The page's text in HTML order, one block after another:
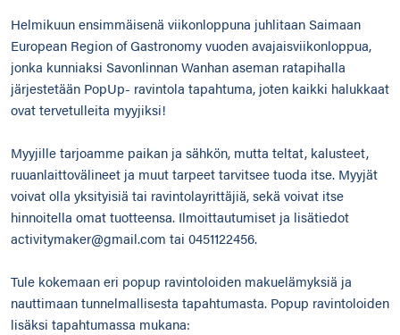
Helmikuun ensimmäisenä viikonloppuna juhlitaan Saimaan
European Region of Gastronomy vuoden avajaisviikonloppua,
jonka kunniaksi Savonlinnan Wanhan aseman ratapihalla
järjestetään PopUp- ravintola tapahtuma, joten kaikki halukkaat
ovat tervetulleita myyjiksi!
Myyjille tarjoamme paikan ja sähkön, mutta teltat, kalusteet,
ruuanlaittovälineet ja muut tarpeet tarvitsee tuoda itse. Myyjät
voivat olla yksityisiä tai ravintolayrittäjiä, sekä voivat itse
hinnoitella omat tuotteensa. Ilmoittautumiset ja lisätiedot
activitymaker@gmail.com tai 0451122456.
Tule kokemaan eri popup ravintoloiden makuelämyksiä ja
nauttimaan tunnelmallisesta tapahtumasta. Popup ravintoloiden
lisäksi tapahtumassa mukana: